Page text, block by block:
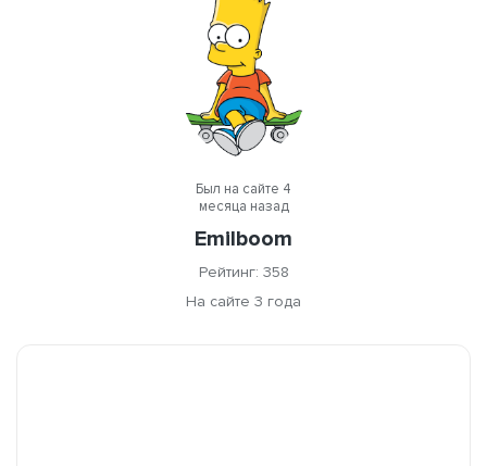
Был на сайте 4
месяца назад
Emilboom
Рейтинг: 358
На сайте 3 года